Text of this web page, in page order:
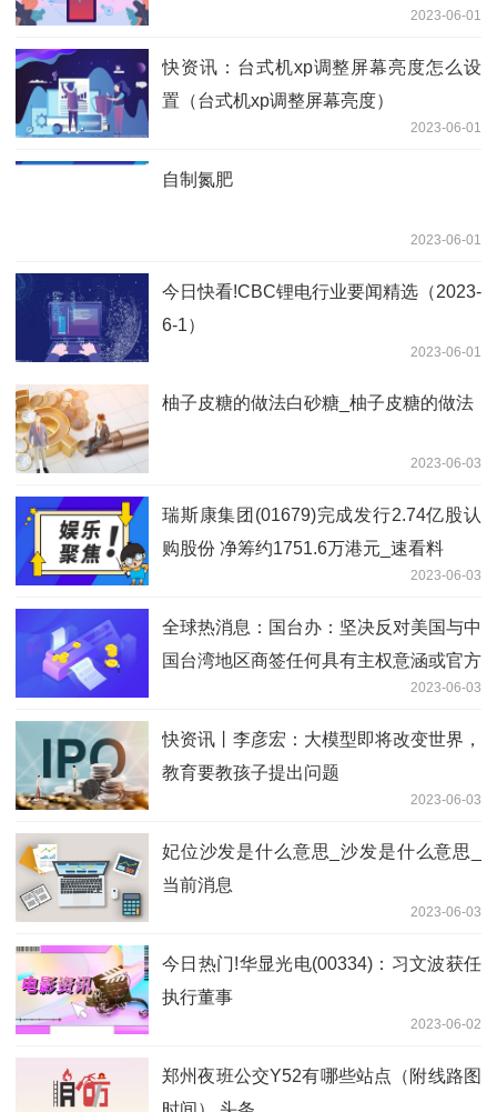
2023-06-01
快资讯：台式机xp调整屏幕亮度怎么设
置（台式机xp调整屏幕亮度）
2023-06-01
自制氮肥
2023-06-01
今日快看!CBC锂电行业要闻精选（2023-
6-1）
2023-06-01
柚子皮糖的做法白砂糖_柚子皮糖的做法
2023-06-03
瑞斯康集团(01679)完成发行2.74亿股认
购股份 净筹约1751.6万港元_速看料
2023-06-03
全球热消息：国台办：坚决反对美国与中
国台湾地区商签任何具有主权意涵或官方
2023-06-03
快资讯丨李彦宏：大模型即将改变世界，
教育要教孩子提出问题
2023-06-03
妃位沙发是什么意思_沙发是什么意思_
当前消息
2023-06-03
今日热门!华显光电(00334)：习文波获任
执行董事
2023-06-02
郑州夜班公交Y52有哪些站点（附线路图